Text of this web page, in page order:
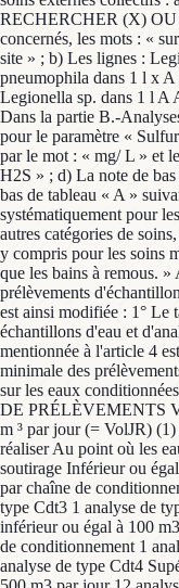
RECHERCHER (X) OU
concernés, les mots : «
site » ; b) Les lignes :
pneumophila dans 1 l x A
Legionella sp. dans 1 l A
Dans la partie B.-
pour le paramètre «
par le mot : « mg/ L » et
H2S » ; d) La note de
bas de tableau « A »
systématiquement pour
autres catégories de
y compris pour les soins
que les bains à remous.
prélèvements
est ainsi modifiée : 1° Le
échantillons d'eau et
mentionnée à l'article 4
minimale des
sur les eaux
DE PRÉLÈVEMENTS
m ³ par jour (= VolJR)
réaliser Au point où les
soutirage Inférieur ou
par chaîne de
type Cdt3 1 analyse de
inférieur ou égal à 100
de conditionnement 1
analyse de type Cdt4